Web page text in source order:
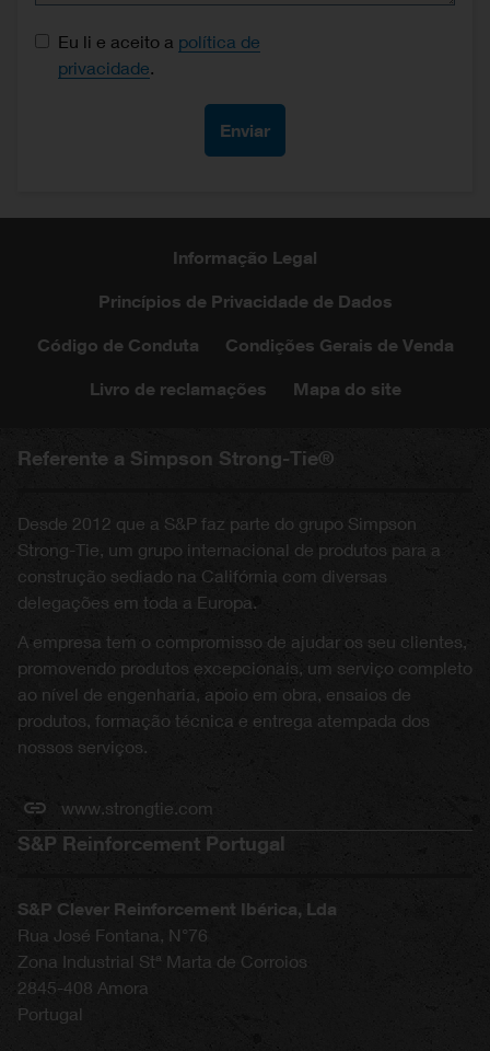
Consentimento de proteção de dados
Eu li e aceito a política de
privacidade.
Informação Legal
Princípios de Privacidade de Dados
Código de Conduta Condições Gerais de Venda
Livro de reclamações Mapa do site
Referente a Simpson Strong-Tie®
Desde 2012 que a S&P faz parte do grupo Simpson
Strong-Tie, um grupo internacional de produtos para a
construção sediado na Califórnia com diversas
delegações em toda a Europa.
A empresa tem o compromisso de ajudar os seu clientes,
promovendo produtos excepcionais, um serviço completo
ao nível de engenharia, apoio em obra, ensaios de
produtos, formação técnica e entrega atempada dos
nossos serviços.
www.strongtie.com
S&P Reinforcement Portugal
S&P Clever Reinforcement Ibérica, Lda
Rua José Fontana, N°76
Zona Industrial Stª Marta de Corroios
2845-408 Amora
Portugal